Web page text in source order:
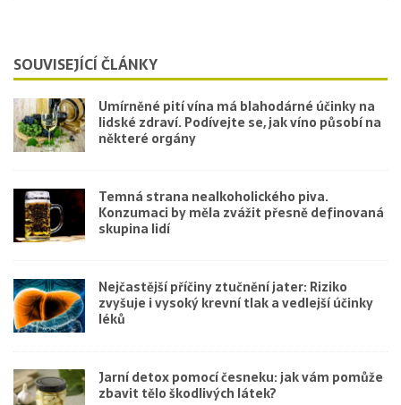
SOUVISEJÍCÍ ČLÁNKY
Umírněné pití vína má blahodárné účinky na
lidské zdraví. Podívejte se, jak víno působí na
některé orgány
Temná strana nealkoholického piva.
Konzumaci by měla zvážit přesně definovaná
skupina lidí
Nejčastější příčiny ztučnění jater: Riziko
zvyšuje i vysoký krevní tlak a vedlejší účinky
léků
Jarní detox pomocí česneku: jak vám pomůže
zbavit tělo škodlivých látek?